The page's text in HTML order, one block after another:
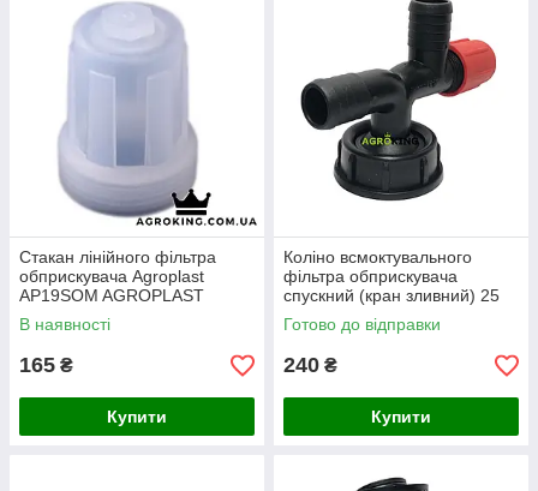
Стакан лінійного фільтра
обприскувача Agroplast
AP19SOM AGROPLAST
В наявності
165 ₴
Купити
Коліно всмоктувального
фільтра обприскувача
спускний (кран зливний) 25
Agroplast AP14KS25
Готово до відправки
240 ₴
Купити